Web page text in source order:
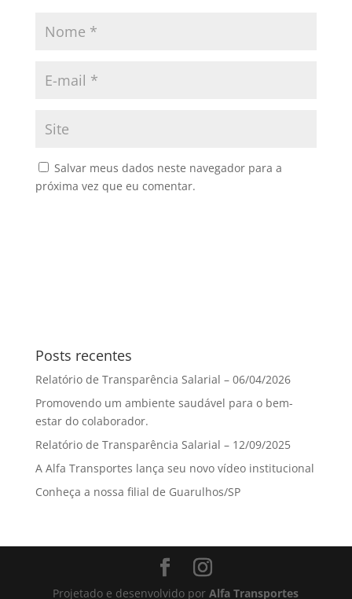
Salvar meus dados neste navegador para a
próxima vez que eu comentar.
Posts recentes
Relatório de Transparência Salarial – 06/04/2026
Promovendo um ambiente saudável para o bem-
estar do colaborador.
Relatório de Transparência Salarial – 12/09/2025
A Alfa Transportes lança seu novo vídeo institucional
Conheça a nossa filial de Guarulhos/SP
Projetado e desenvolvido porAlfa Transportes